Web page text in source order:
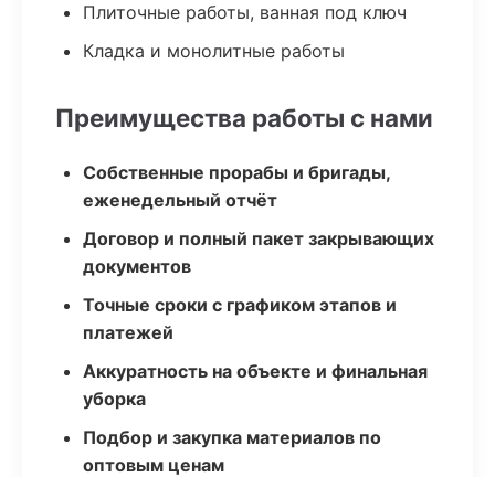
Плиточные работы, ванная под ключ
Кладка и монолитные работы
Преимущества работы с нами
Собственные прорабы и бригады,
еженедельный отчёт
Договор и полный пакет закрывающих
документов
Точные сроки с графиком этапов и
платежей
Аккуратность на объекте и финальная
уборка
Подбор и закупка материалов по
оптовым ценам